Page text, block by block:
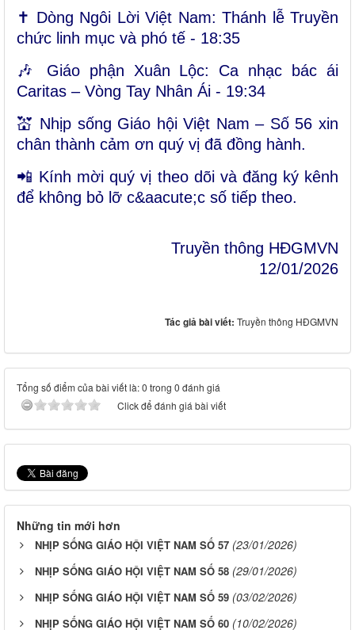
✝️ Dòng Ngôi Lời Việt Nam: Thánh lễ Truyền
chức linh mục và phó tế - 18:35
🎶 Giáo phận Xuân Lộc: Ca nhạc bác ái
Caritas – Vòng Tay Nhân Ái - 19:34
💒 Nhịp sống Giáo hội Việt Nam – Số 56 xin
chân thành cảm ơn quý vị đã đồng hành.
📲 Kính mời quý vị theo dõi và đăng ký kênh
để không bỏ lỡ c&aacute;c số tiếp theo.
Truyền thông HĐGMVN
12/01/2026
Tác giả bài viết: Truyền thông HĐGMVN
Tổng số điểm của bài viết là: 0 trong 0 đánh giá
Click để đánh giá bài viết
Những tin mới hơn
NHỊP SỐNG GIÁO HỘI VIỆT NAM SỐ 57 (23/01/2026)
NHỊP SỐNG GIÁO HỘI VIỆT NAM SỐ 58 (29/01/2026)
NHỊP SỐNG GIÁO HỘI VIỆT NAM SỐ 59 (03/02/2026)
NHỊP SỐNG GIÁO HỘI VIỆT NAM SỐ 60 (10/02/2026)